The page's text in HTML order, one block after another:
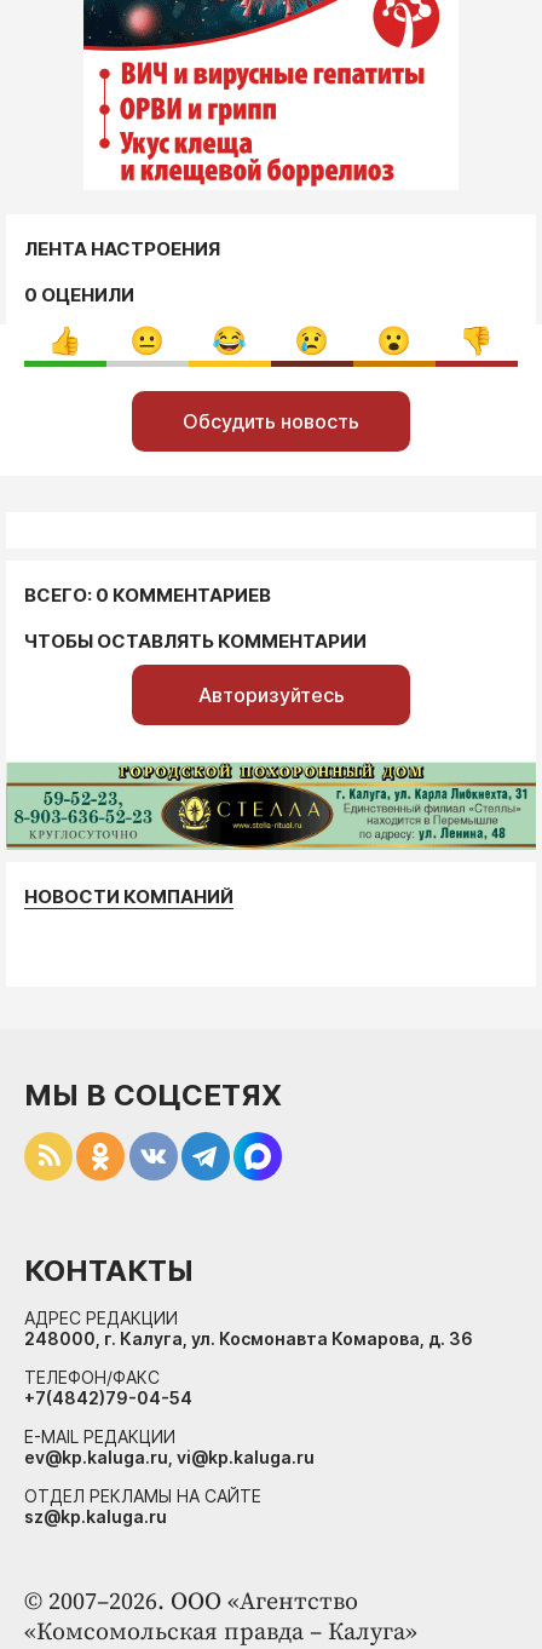
ЛЕНТА НАСТРОЕНИЯ
0 ОЦЕНИЛИ
Обсудить новость
ВСЕГО: 0 КОММЕНТАРИЕВ
ЧТОБЫ ОСТАВЛЯТЬ КОММЕНТАРИИ
Авторизуйтесь
НОВОСТИ КОМПАНИЙ
© 2007–2026. ООО «Агентство
«Комсомольская правда – Калуга»
МЫ В СОЦСЕТЯХ
КОНТАКТЫ
АДРЕС РЕДАКЦИИ
248000, г. Калуга, ул. Космонавта Комарова, д. 36
ТЕЛЕФОН/ФАКС
+7(4842)79-04-54
E-MAIL РЕДАКЦИИ
ev@kp.kaluga.ru, vi@kp.kaluga.ru
ОТДЕЛ РЕКЛАМЫ НА САЙТЕ
sz@kp.kaluga.ru